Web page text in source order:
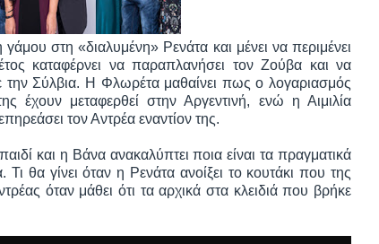
στη «διαλυμένη» Ρενάτα και μένει να περιμένει
καταφέρνει να παραπλανήσει τον Ζούβα και να
την Σύλβια. Η Φλωρέτα μαθαίνει πως ο λογαριασμός
έχουν μεταφερθεί στην Αργεντινή, ενώ η Αιμιλία
τον Αντρέα εναντίον της.
και η Βάνα ανακαλύπτει ποια είναι τα πραγματικά
θα γίνει όταν η Ρενάτα ανοίξει το κουτάκι που της
όταν μάθει ότι τα αρχικά στα κλειδιά που βρήκε